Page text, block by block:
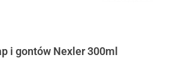
i gontów Nexler 300ml